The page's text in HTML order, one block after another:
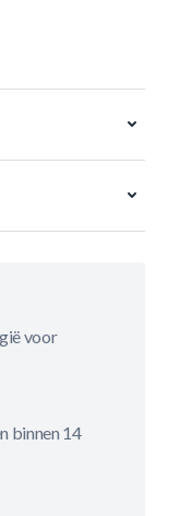
voor
binnen 14